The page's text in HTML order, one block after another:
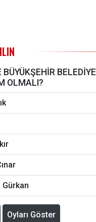
BELEDİYE
OLMALI?
Oyları Göster